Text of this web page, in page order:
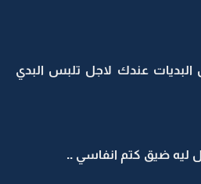
عندك لاجل تلبس البدي
ليه ضيق كتم انفاسي ..